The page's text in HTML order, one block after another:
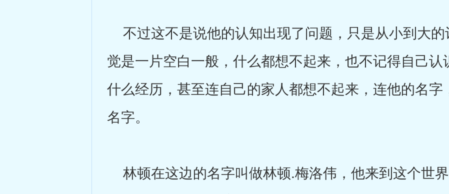
不过这不是说他的认知出现了问题，只是从小到大
觉是一片空白一般，什么都想不起来，也不记得自己认
什么经历，甚至连自己的家人都想不起来，连他的名字
名字。
林顿在这边的名字叫做林顿.梅洛伟，他来到这个世